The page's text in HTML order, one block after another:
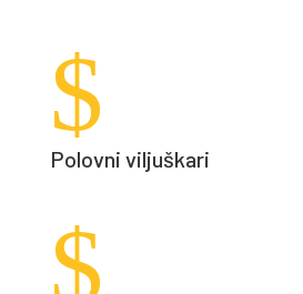
$
Polovni viljuškari
$